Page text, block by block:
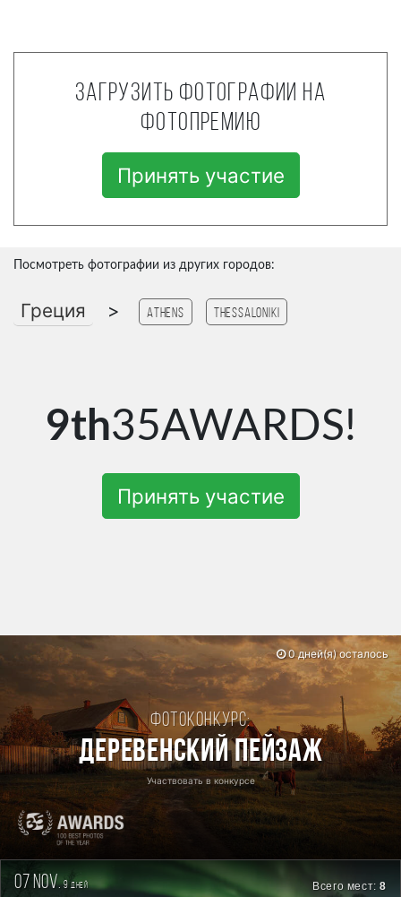
Загрузить фотографии на
фотопремию
Принять участие
Посмотреть фотографии из других городов:
Греция > Athens Thessaloniki
9th35AWARDS!
Принять участие
Фотоконкурс:
Деревенский пейзаж
Участвовать в конкурсе
0 дней(я) осталось
07 nov.9дней Всего мест:8